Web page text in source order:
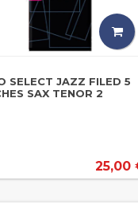
SELECT JAZZ FILED 5
SAX TENOR 2
25,00